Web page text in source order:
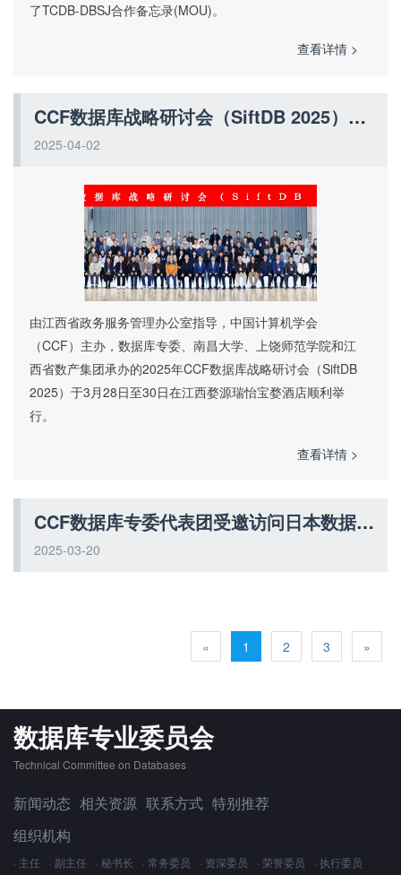
了TCDB-DBSJ合作备忘录(MOU)。
查看详情 >
CCF数据库战略研讨会（SiftDB 2025）在江西婺源成功召开：共探"Data+AI"时代新机遇
2025-04-02
由江西省政务服务管理办公室指导，中国计算机学会
（CCF）主办，数据库专委、南昌大学、上饶师范学院和江
西省数产集团承办的2025年CCF数据库战略研讨会（SiftDB
2025）于3月28日至30日在江西婺源瑞怡宝婺酒店顺利举
行。
查看详情 >
CCF数据库专委代表团受邀访问日本数据库学会，深化中日数据库领域合作
2025-03-20
« 1 2 3 »
数据库专业委员会
Technical Committee on Databases
新闻动态 相关资源 联系方式 特别推荐
组织机构
· 主任 · 副主任 · 秘书长 · 常务委员 · 资深委员 · 荣誉委员 · 执行委员